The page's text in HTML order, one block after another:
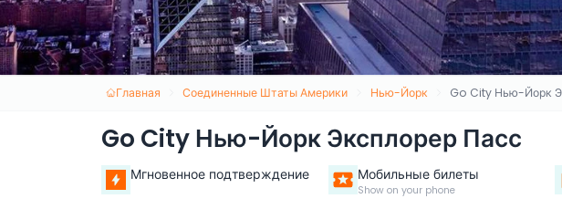
Главная Соединенные Штаты Америки Нью-Йорк Go City Нью-Йорк
Go City Нью-Йорк Эксплорер Пасс
Мгновенное подтверждение Мобильные билеты
Show on your phone